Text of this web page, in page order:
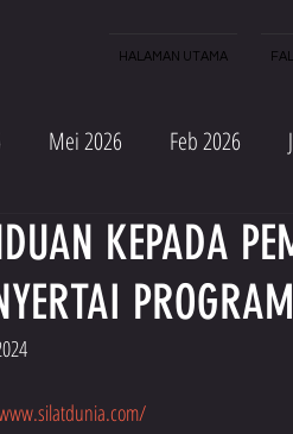
HALAMAN UTAMA
Mei 2026 Feb 2026
2025 Apr 2025 Mac
April 2023 Mac 2023
KEPADA